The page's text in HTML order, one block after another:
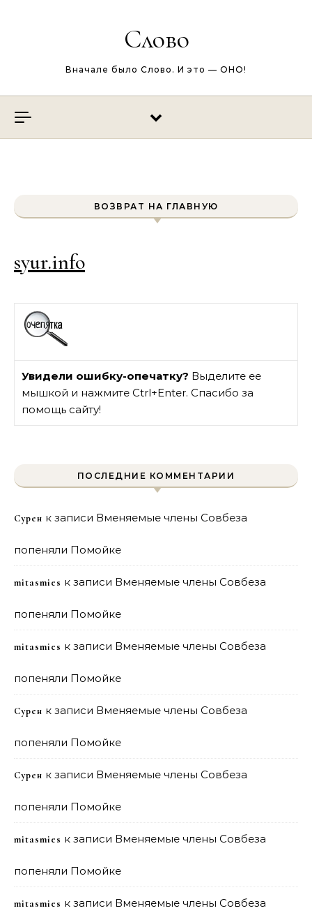
Слово
Вначале было Слово. И это — ОНО!
ВОЗВРАТ НА ГЛАВНУЮ
syur.info
Увидели ошибку-опечатку? Выделите ее
мышкой и нажмите Ctrl+Enter. Спасибо за
помощь сайту!
ПОСЛЕДНИЕ КОММЕНТАРИИ
Сурен к записи Вменяемые члены Совбеза
попеняли Помойке
mitasmies к записи Вменяемые члены Совбеза
попеняли Помойке
mitasmies к записи Вменяемые члены Совбеза
попеняли Помойке
Сурен к записи Вменяемые члены Совбеза
попеняли Помойке
Сурен к записи Вменяемые члены Совбеза
попеняли Помойке
mitasmies к записи Вменяемые члены Совбеза
попеняли Помойке
mitasmies к записи Вменяемые члены Совбеза